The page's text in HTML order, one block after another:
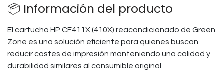
📦 Información del producto
El cartucho HP CF411X (410X) reacondicionado de Green
Zone es una solución eficiente para quienes buscan
reducir costes de impresión manteniendo una calidad y
durabilidad similares al consumible original